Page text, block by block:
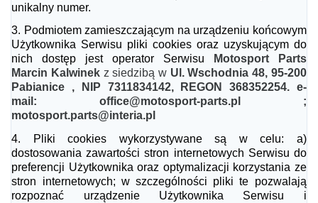
unikalny numer.
3. Podmiotem zamieszczającym na urządzeniu końcowym
Użytkownika Serwisu pliki cookies oraz uzyskującym do
nich dostęp jest operator Serwisu
Motosport Parts
Marcin Kalwinek z siedzibą w Ul. Wschodnia 48, 95-200
Pabianice , NIP 7311834142, REGON 368352254. e-
mail: office@motosport-parts.pl ;
motosport.parts@interia.pl
4.
Pliki cookies wykorzystywane są w celu:
a)
dostosowania zawartości stron internetowych Serwisu do
preferencji Użytkownika oraz optymalizacji korzystania ze
stron internetowych; w szczególności pliki te pozwalają
rozpoznać urządzenie Użytkownika Serwisu i